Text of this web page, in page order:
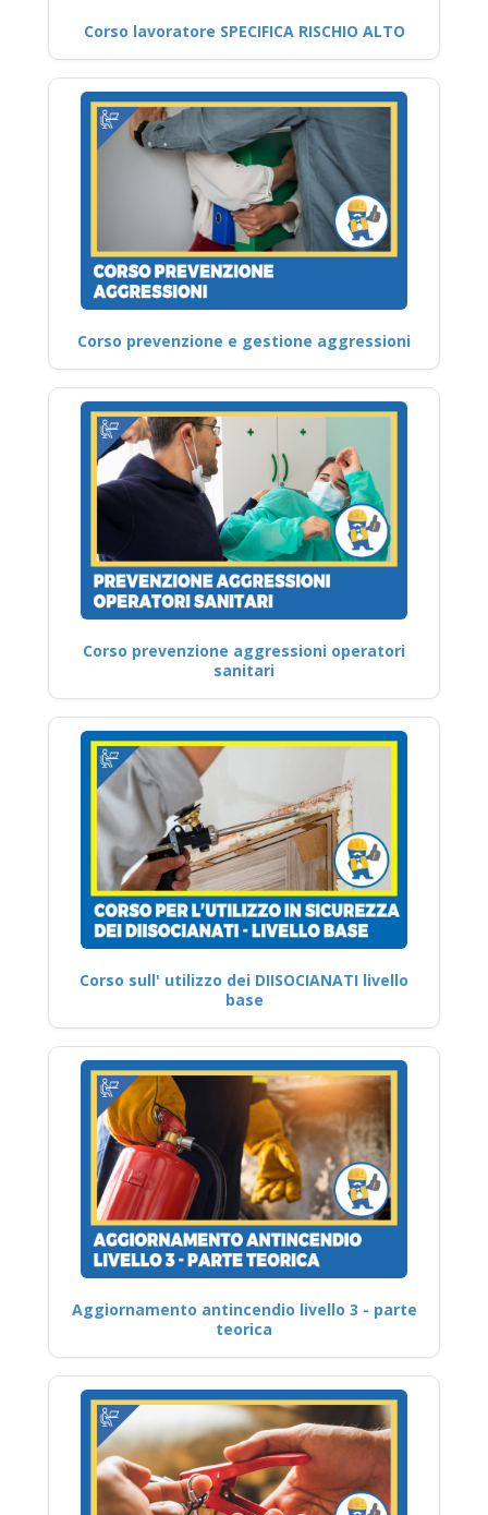
Corso lavoratore SPECIFICA RISCHIO ALTO
Corso prevenzione e gestione aggressioni
Corso prevenzione aggressioni operatori
sanitari
Corso sull' utilizzo dei DIISOCIANATI livello
base
Aggiornamento antincendio livello 3 - parte
teorica